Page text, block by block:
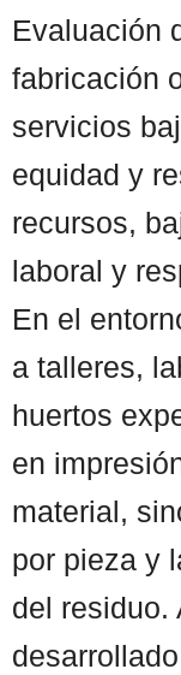
Evaluación
fabricación
servicios
equidad y
recursos,
laboral y
En el
a talleres,
huertos
en
material,
por pieza y
del residuo.